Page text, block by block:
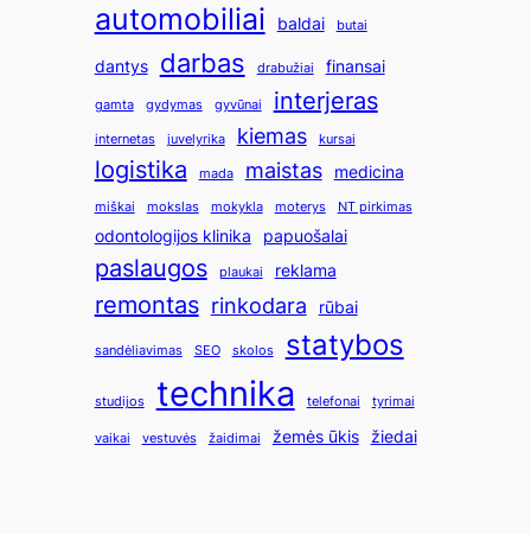
automobiliai baldai butai
dantys darbas drabužiai finansai
gamta gydymas gyvūnai interjeras
internetas juvelyrika kiemas kursai
logistika mada maistas medicina
miškai mokslas mokykla moterys NT pirkimas
odontologijos klinika papuošalai
paslaugos plaukai reklama
remontas rinkodara rūbai
sandėliavimas SEO skolos statybos
studijos technika telefonai tyrimai
vaikai vestuvės žaidimai žemės ūkis žiedai